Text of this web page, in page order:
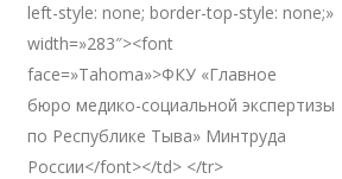
left-style: none; border-top-style: none;»
width=»283″><font
face=»Tahoma»>ФКУ «Главное
бюро медико-социальной экспертизы
по Республике Тыва» Минтруда
России</font></td> </tr>